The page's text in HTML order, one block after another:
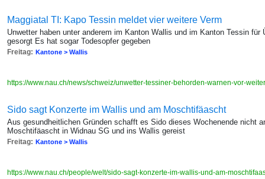
Maggiatal TI: Kapo Tessin meldet vier weitere Verm
Unwetter haben unter anderem im Kanton Wallis und im Kanton Tessin für
gesorgt Es hat sogar Todesopfer gegeben
Freitag: Kantone > Wallis
https://www.nau.ch/news/schweiz/unwetter-tessiner-behorden-warnen-vor-
Sido sagt Konzerte im Wallis und am Moschtifäascht
Aus gesundheitlichen Gründen schafft es Sido dieses Wochenende nicht
Moschtifäascht in Widnau SG und ins Wallis gereist
Freitag: Kantone > Wallis
https://www.nau.ch/people/welt/sido-sagt-konzerte-im-wallis-und-am-